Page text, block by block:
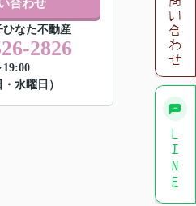
合わせ
なた不動産
2826
19:00
水曜日）